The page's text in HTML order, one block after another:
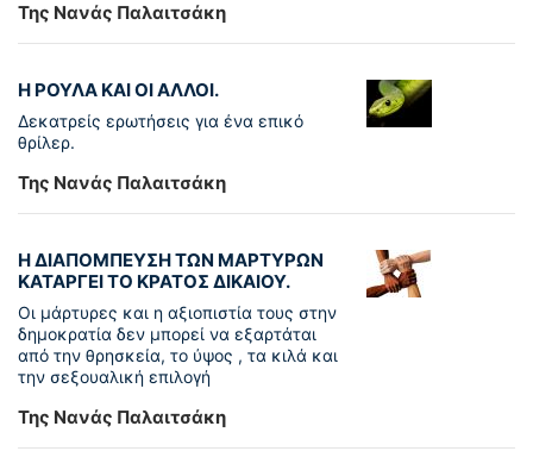
Της Νανάς Παλαιτσάκη
Η ΡΟΥΛΑ ΚΑΙ ΟΙ ΑΛΛΟΙ.
Δεκατρείς ερωτήσεις για ένα επικό
θρίλερ.
Της Νανάς Παλαιτσάκη
Η ΔΙΑΠΟΜΠΕΥΣΗ ΤΩΝ ΜΑΡΤΥΡΩΝ
ΚΑΤΑΡΓΕΙ ΤΟ ΚΡΑΤΟΣ ΔΙΚΑΙΟΥ.
Οι μάρτυρες και η αξιοπιστία τους στην
δημοκρατία δεν μπορεί να εξαρτάται
από την θρησκεία, το ύψος , τα κιλά και
την σεξουαλική επιλογή
Της Νανάς Παλαιτσάκη